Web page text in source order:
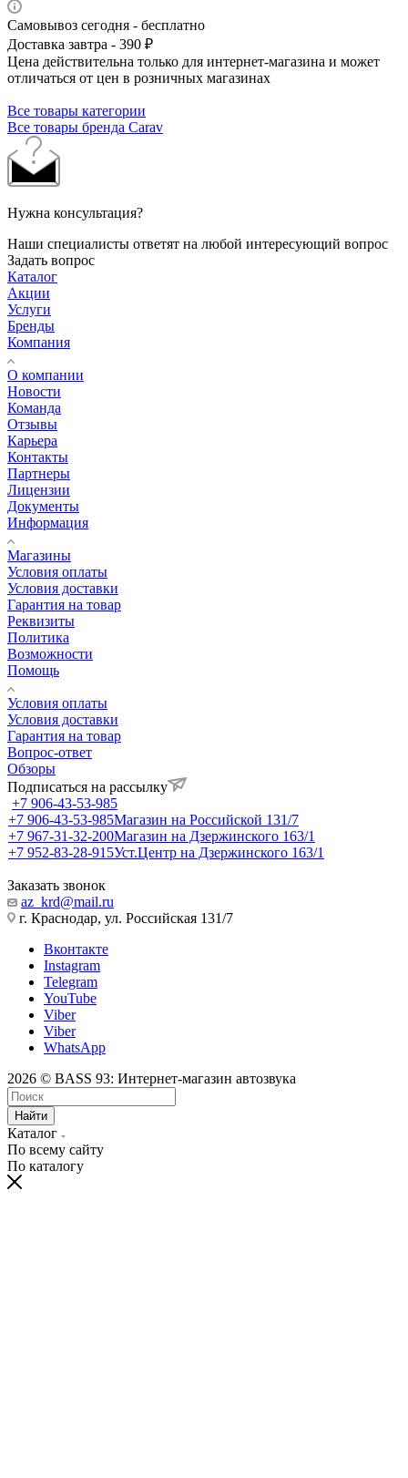
Самовывоз сегодня - бесплатно
Доставка завтра - 390 ₽
Цена действительна только для интернет-магазина и может
отличаться от цен в розничных магазинах
Все товары категории
Все товары бренда Carav
Нужна консультация?
Наши специалисты ответят на любой интересующий вопрос
Задать вопрос
Каталог
Акции
Услуги
Бренды
Компания
О компании
Новости
Команда
Отзывы
Карьера
Контакты
Партнеры
Лицензии
Документы
Информация
Магазины
Условия оплаты
Условия доставки
Гарантия на товар
Реквизиты
Политика
Возможности
Помощь
Условия оплаты
Условия доставки
Гарантия на товар
Вопрос-ответ
Обзоры
Подписаться на рассылку
+7 906-43-53-985
+7 906-43-53-985Магазин на Российской 131/7
+7 967-31-32-200Магазин на Дзержинского 163/1
+7 952-83-28-915Уст.Центр на Дзержинского 163/1
Заказать звонок
az_krd@mail.ru
г. Краснодар, ул. Российская 131/7
Вконтакте
Instagram
Telegram
YouTube
Viber
Viber
WhatsApp
2026 © BASS 93: Интернет-магазин автозвука
Найти
Каталог
По всему сайту
По каталогу